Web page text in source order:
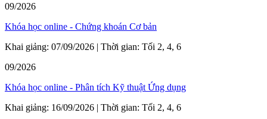
09/2026
Khóa học online - Chứng khoán Cơ bản
Khai giảng: 07/09/2026 | Thời gian: Tối 2, 4, 6
09/2026
Khóa học online - Phân tích Kỹ thuật Ứng dụng
Khai giảng: 16/09/2026 | Thời gian: Tối 2, 4, 6